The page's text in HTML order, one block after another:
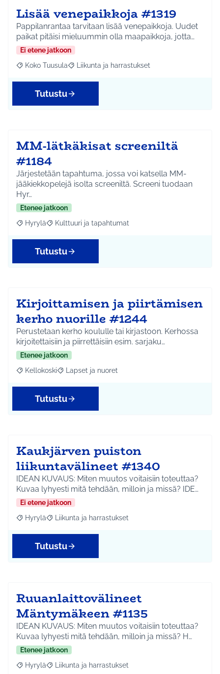
Lisää venepaikkoja #1319
Pappilanrantaa tarvitaan lisää venepaikkoja. Uudet
paikat pitäisi mieluummin olla maapaikkoja, jotta…
Ei etene jatkoon
Rajaa tulokset aihepiirin mukaan: Koko Tuusula
Koko Tuusula Rajaa tulokset teeman mukaan: Liikunta ja
Liikunta ja harrastukset
Tutustu
MM-lätkäkisat screeniltä
#1184
Järjestetään tapahtuma, jossa voi katsella MM-
jääkiekkopelejä isolta screeniltä. Screeni tuodaan
Hyr…
Etenee jatkoon
Rajaa tulokset aihepiirin mukaan: Hyrylä
Hyrylä Rajaa tulokset teeman mukaan: Kulttuuri ja
Kulttuuri ja tapahtumat
Tutustu
Kirjoittamisen ja piirtämisen
kerho nuorille #1244
Perustetaan kerho koululle tai kirjastoon. Kerhossa
kirjoitettaisiin ja piirrettäisiin esim. sarjaku…
Etenee jatkoon
Rajaa tulokset aihepiirin mukaan: Kellokoski
Kellokoski Rajaa tulokset teeman mukaan: Lapset ja nuoret
Lapset ja nuoret
Tutustu
Kaukjärven puiston
liikuntavälineet #1340
IDEAN KUVAUS: Miten muutos voitaisiin toteuttaa?
Kuvaa lyhyesti mitä tehdään, milloin ja missä? IDE…
Ei etene jatkoon
Rajaa tulokset aihepiirin mukaan: Hyrylä
Hyrylä Rajaa tulokset teeman mukaan: Liikunta ja
Liikunta ja harrastukset
Tutustu
Ruuanlaittovälineet
Mäntymäkeen #1135
IDEAN KUVAUS: Miten muutos voitaisiin toteuttaa?
Kuvaa lyhyesti mitä tehdään, milloin ja missä? H…
Etenee jatkoon
Rajaa tulokset aihepiirin mukaan: Hyrylä
Hyrylä Rajaa tulokset teeman mukaan: Liikunta ja
Liikunta ja harrastukset